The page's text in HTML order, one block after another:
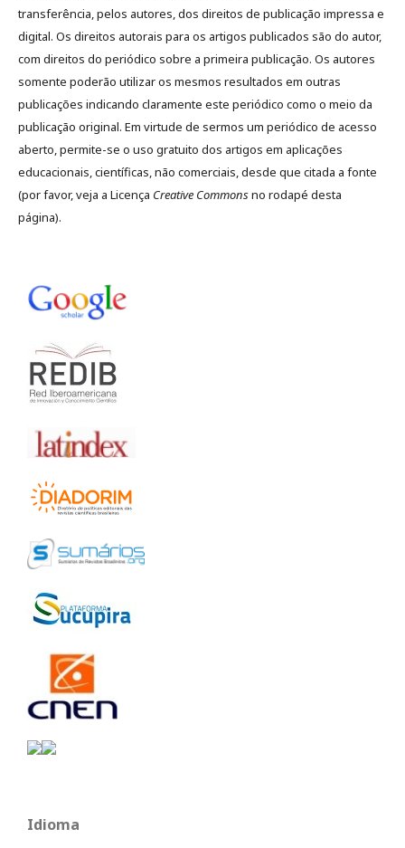
transferência, pelos autores, dos direitos de publicação impressa e
digital. Os direitos autorais para os artigos publicados são do autor,
com direitos do periódico sobre a primeira publicação. Os autores
somente poderão utilizar os mesmos resultados em outras
publicações indicando claramente este periódico como o meio da
publicação original. Em virtude de sermos um periódico de acesso
aberto, permite-se o uso gratuito dos artigos em aplicações
educacionais, científicas, não comerciais, desde que citada a fonte
(por favor, veja a Licença Creative Commonsno rodapé desta
página).
Idioma